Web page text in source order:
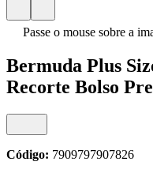
Passe o mouse sobre a
Bermuda Plus
Recorte Bolso
Código: 7909797907826